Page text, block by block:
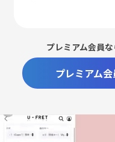
プレミアム会員
プレミアム